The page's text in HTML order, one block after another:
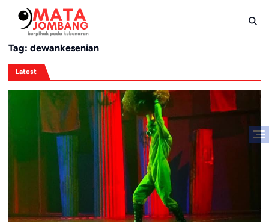
content
Tag: dewankesenian
Latest